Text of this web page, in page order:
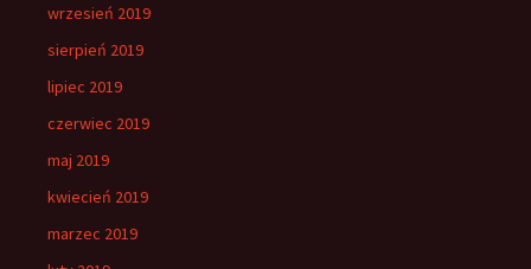
wrzesień 2019
sierpień 2019
lipiec 2019
czerwiec 2019
maj 2019
kwiecień 2019
marzec 2019